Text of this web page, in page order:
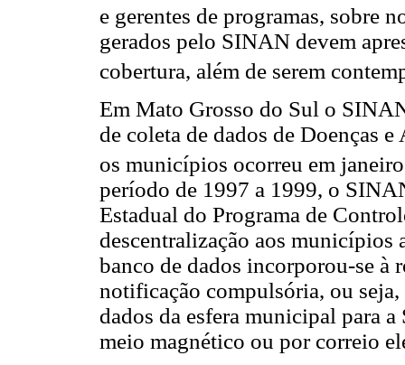
e gerentes de programas, sobre
gerados pelo SINAN devem
cobertura, além de serem
Em Mato Grosso do Sul o
de coleta de dados de Doenças
os municípios ocorreu em
período de 1997 a 1999, o
Estadual do Programa de
descentralização aos municípios
banco de dados incorporou-se à
notificação compulsória, ou
dados da esfera municipal para
meio magnético ou por correio